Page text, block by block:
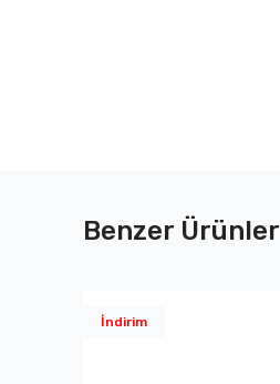
Benzer Ürünler
İndirim